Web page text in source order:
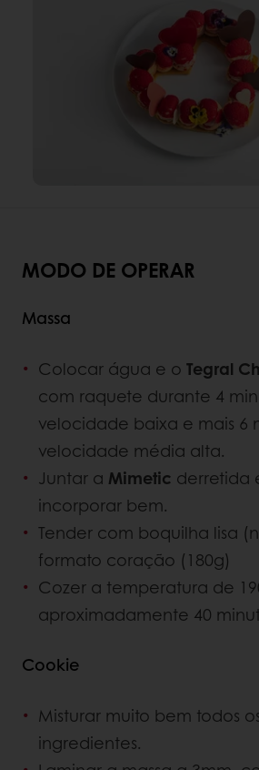
MODO DE OPERAR
Massa
Colocar água e o Tegral
com raquete durante 4
velocidade baixa e mais 6
velocidade média alta.
Juntar a Mimetic derretida
incorporar bem.
Tender com boquilha lisa
formato coração (180g)
Cozer a temperatura de
aproximadamente 40
Cookie
Misturar muito bem todos
ingredientes.